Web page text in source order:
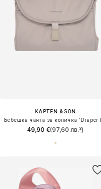
KAPTEN & SON
49,90 €(97,60 лв.³)